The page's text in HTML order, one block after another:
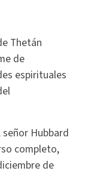
Thetán
de
espirituales
señor Hubbard
completo,
de